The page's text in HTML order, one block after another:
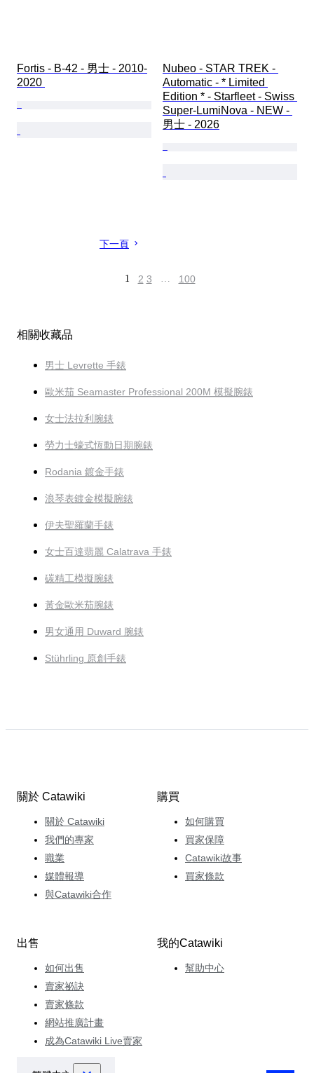
Fortis - B-42 - 男士 - 2010-
2020
Nubeo - STAR TREK -
Automatic - * Limited
Edition * - Starfleet - Swiss
Super-LumiNova - NEW -
男士 - 2026
下一頁
1 2 3 … 100
相關收藏品
男士 Levrette 手錶
歐米茄 Seamaster Professional 200M 模擬腕錶
女士法拉利腕錶
勞力士蠔式恆動日期腕錶
Rodania 鍍金手錶
浪琴表鍍金模擬腕錶
伊夫聖羅蘭手錶
女士百達翡麗 Calatrava 手錶
碳精工模擬腕錶
黃金歐米茄腕錶
男女通用 Duward 腕錶
Stührling 原創手錶
關於 Catawiki
關於 Catawiki
我們的專家
職業
媒體報導
與Catawiki合作
購買
如何購買
買家保障
Catawiki故事
買家條款
出售
如何出售
賣家祕訣
賣家條款
網站推廣計畫
成為Catawiki Live賣家
我的Catawiki
幫助中心